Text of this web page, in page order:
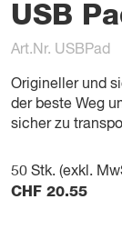
USB
Art.Nr. USBPad
Origineller und
der beste Weg
sicher zu
50 Stk. (exkl.
CHF 20.55